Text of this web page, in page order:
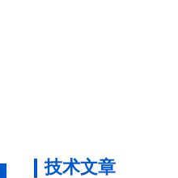
技术文章